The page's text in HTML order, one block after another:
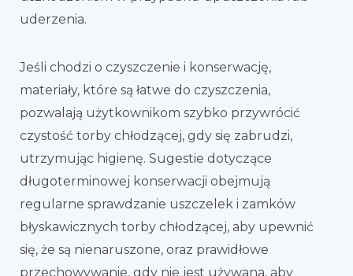
uderzenia.
Jeśli chodzi o czyszczenie i konserwację,
materiały, które są łatwe do czyszczenia,
pozwalają użytkownikom szybko przywrócić
czystość torby chłodzącej, gdy się zabrudzi,
utrzymując higienę. Sugestie dotyczące
długoterminowej konserwacji obejmują
regularne sprawdzanie uszczelek i zamków
błyskawicznych torby chłodzącej, aby upewnić
się, że są nienaruszone, oraz prawidłowe
przechowywanie, gdy nie jest używana, aby